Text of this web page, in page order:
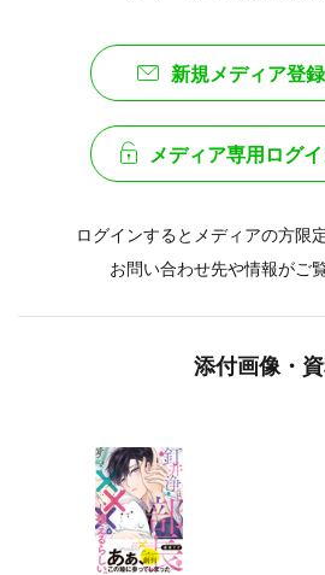
新規メディア登
メディア専用ログ
ログインするとメディアの方限
お問い合わせ先や情報がご
添付画像・